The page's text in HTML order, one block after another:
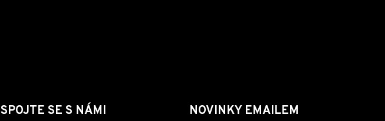
SPOJTE SE S NÁMI NOVINKY EMAILEM